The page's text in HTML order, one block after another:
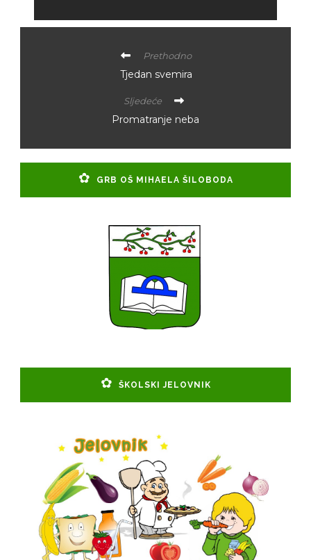
Prethodno
Tjedan svemira
Sljedeće
Promatranje neba
GRB OŠ MIHAELA ŠILOBODA
ŠKOLSKI JELOVNIK